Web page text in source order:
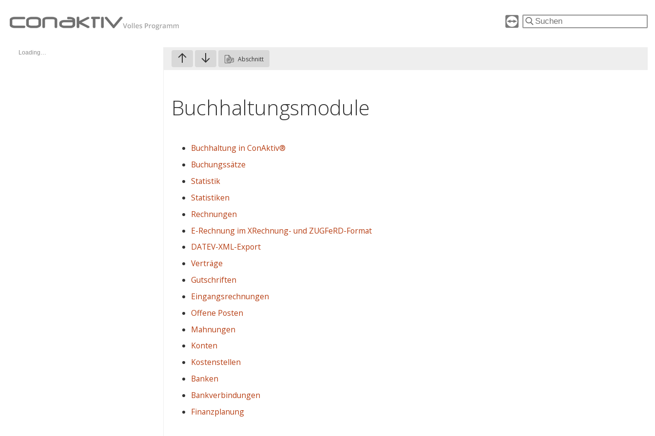
Loading…
Abschnitt
Buchhaltungsmodule
Buchhaltung in ConAktiv®
Buchungssätze
Statistik
Statistiken
Rechnungen
E-Rechnung im XRechnung- und ZUGFeRD-Format
DATEV-XML-Export
Verträge
Gutschriften
Eingangsrechnungen
Offene Posten
Mahnungen
Konten
Kostenstellen
Banken
Bankverbindungen
Finanzplanung